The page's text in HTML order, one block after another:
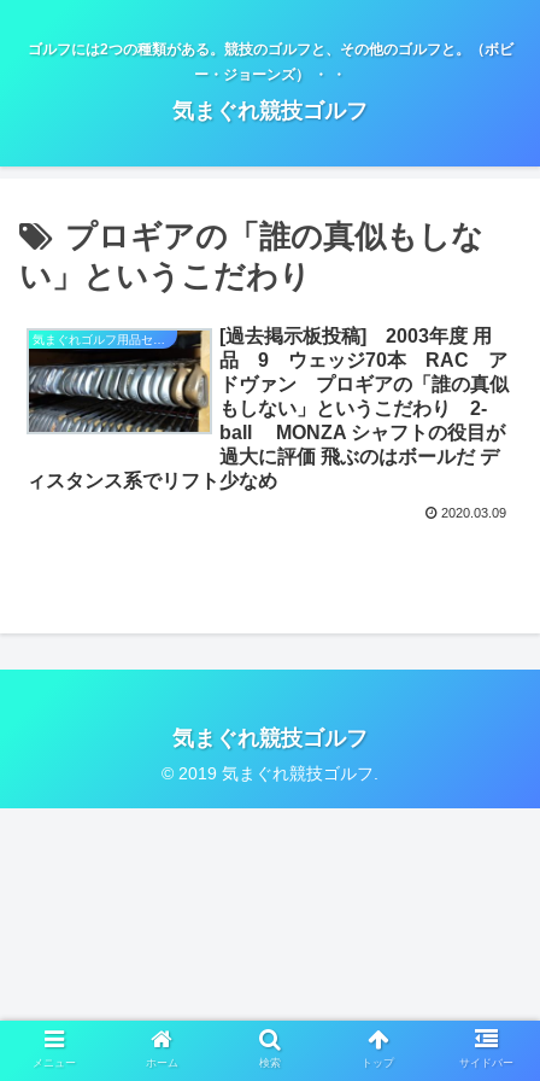
ゴルフには2つの種類がある。競技のゴルフと、その他のゴルフと。（ボビ
ー・ジョーンズ） ・ ・
気まぐれ競技ゴルフ
プロギアの「誰の真似もしな
い」というこだわり
[過去掲示板投稿] 2003年度 用
品 9 ウェッジ70本 RAC ア
ドヴァン プロギアの「誰の真似
もしない」というこだわり 2-
ball MONZA シャフトの役目が
過大に評価 飛ぶのはボールだ デ
ィスタンス系でリフト少なめ
2020.03.09
気まぐれ競技ゴルフ
© 2019 気まぐれ競技ゴルフ.
メニュー ホーム 検索 トップ サイドバー